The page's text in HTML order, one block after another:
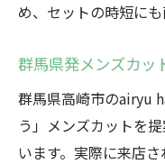
め、セットの時短にも
群馬県発メンズカッ
群馬県高崎市のairyu
う」メンズカットを
います。実際に来店